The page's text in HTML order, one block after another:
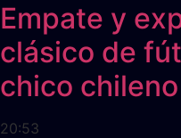
Empate y
clásico de
chico chileno
20:53